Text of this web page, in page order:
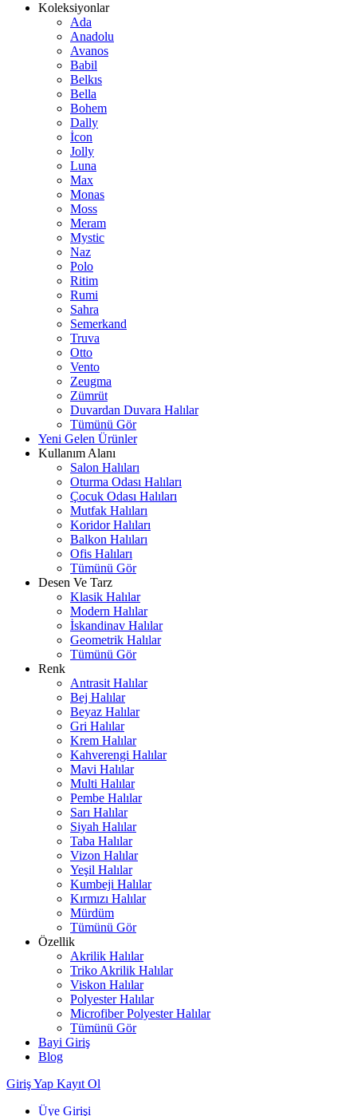
Koleksiyonlar
Ada
Anadolu
Avanos
Babil
Belkıs
Bella
Bohem
Dally
İcon
Jolly
Luna
Max
Monas
Moss
Meram
Mystic
Naz
Polo
Ritim
Rumi
Sahra
Semerkand
Truva
Otto
Vento
Zeugma
Zümrüt
Duvardan Duvara Halılar
Tümünü Gör
Yeni Gelen Ürünler
Kullanım Alanı
Salon Halıları
Oturma Odası Halıları
Çocuk Odası Halıları
Mutfak Halıları
Koridor Halıları
Balkon Halıları
Ofis Halıları
Tümünü Gör
Desen Ve Tarz
Klasik Halılar
Modern Halılar
İskandinav Halılar
Geometrik Halılar
Tümünü Gör
Renk
Antrasit Halılar
Bej Halılar
Beyaz Halılar
Gri Halılar
Krem Halılar
Kahverengi Halılar
Mavi Halılar
Multi Halılar
Pembe Halılar
Sarı Halılar
Siyah Halılar
Taba Halılar
Vizon Halılar
Yeşil Halılar
Kumbeji Halılar
Kırmızı Halılar
Mürdüm
Tümünü Gör
Özellik
Akrilik Halılar
Triko Akrilik Halılar
Viskon Halılar
Polyester Halılar
Microfiber Polyester Halılar
Tümünü Gör
Bayi Giriş
Blog
Giriş Yap Kayıt Ol
Üye Girişi